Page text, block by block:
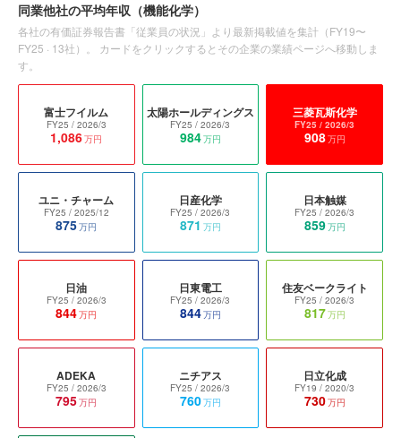
同業他社の平均年収 （機能化学）
各社の有価証券報告書「従業員の状況」より最新掲載値を集計（FY19〜
FY25 · 13社）。 カードをクリックするとその企業の業績ページへ移動しま
す。
富士フイルム
FY25 / 2026/3
1,086万円
太陽ホールディングス
FY25 / 2026/3
984万円
三菱瓦斯化学
FY25 / 2026/3
908万円
ユニ・チャーム
FY25 / 2025/12
875万円
日産化学
FY25 / 2026/3
871 万円
日本触媒
FY25 / 2026/3
859万円
日油
FY25 / 2026/3
844万円
日東電工
FY25 / 2026/3
844万円
住友ベークライト
FY25 / 2026/3
817万円
ADEKA
FY25 / 2026/3
795万円
ニチアス
FY25 / 2026/3
760万円
日立化成
FY19 / 2020/3
730万円